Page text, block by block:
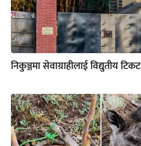
निकुञ्जमा सेवाग्राहीलाई विद्युतीय टिकट